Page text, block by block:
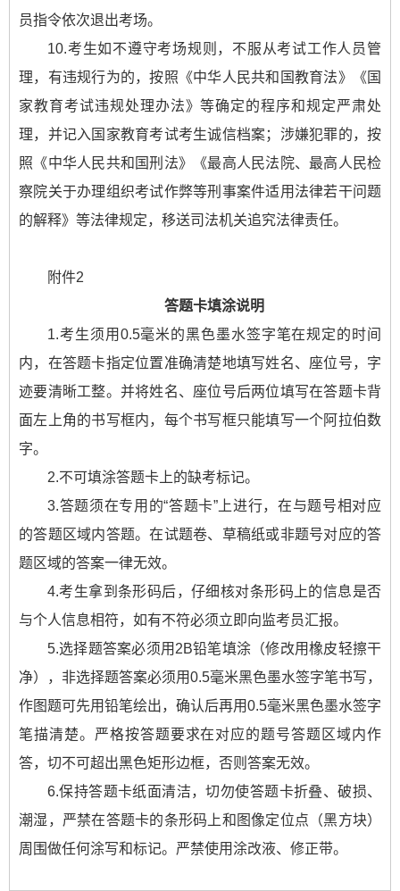
员指令依次退出考场。
10.考生如不遵守考场规则，不服从考试工作人员管
理，有违规行为的，按照《中华人民共和国教育法》《国
家教育考试违规处理办法》等确定的程序和规定严肃处
理，并记入国家教育考试考生诚信档案；涉嫌犯罪的，按
照《中华人民共和国刑法》《最高人民法院、最高人民检
察院关于办理组织考试作弊等刑事案件适用法律若干问题
的解释》等法律规定，移送司法机关追究法律责任。
附件2
答题卡填涂说明
1.考生须用0.5毫米的黑色墨水签字笔在规定的时间
内，在答题卡指定位置准确清楚地填写姓名、座位号，字
迹要清晰工整。并将姓名、座位号后两位填写在答题卡背
面左上角的书写框内，每个书写框只能填写一个阿拉伯数
字。
2.不可填涂答题卡上的缺考标记。
3.答题须在专用的“答题卡”上进行，在与题号相对应
的答题区域内答题。在试题卷、草稿纸或非题号对应的答
题区域的答案一律无效。
4.考生拿到条形码后，仔细核对条形码上的信息是否
与个人信息相符，如有不符必须立即向监考员汇报。
5.选择题答案必须用2B铅笔填涂（修改用橡皮轻擦干
净），非选择题答案必须用0.5毫米黑色墨水签字笔书写，
作图题可先用铅笔绘出，确认后再用0.5毫米黑色墨水签字
笔描清楚。严格按答题要求在对应的题号答题区域内作
答，切不可超出黑色矩形边框，否则答案无效。
6.保持答题卡纸面清洁，切勿使答题卡折叠、破损、
潮湿，严禁在答题卡的条形码上和图像定位点（黑方块）
周围做任何涂写和标记。严禁使用涂改液、修正带。